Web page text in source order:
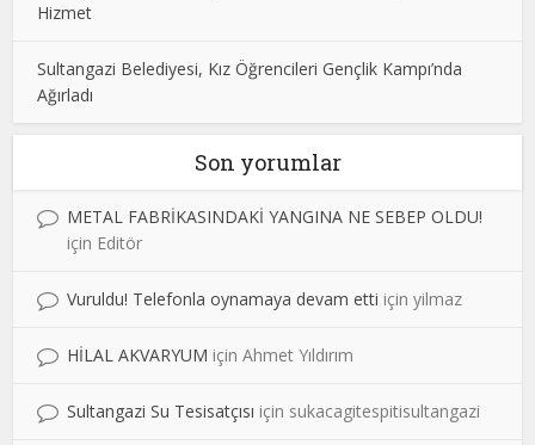
Hizmet
Sultangazi Belediyesi, Kız Öğrencileri Gençlik Kampı’nda
Ağırladı
Son yorumlar
METAL FABRİKASINDAKİ YANGINA NE SEBEP OLDU!
için Editör
Vuruldu! Telefonla oynamaya devam etti içinyilmaz
HİLAL AKVARYUM içinAhmet Yıldırım
Sultangazi Su Tesisatçısı için sukacagitespitisultangazi